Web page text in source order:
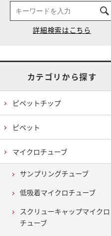
カテゴリから探す
ピペットチップ
ピペット
マイクロチューブ
サンプリングチューブ
低吸着マイクロチューブ
スクリューキャップマイクロ
チューブ